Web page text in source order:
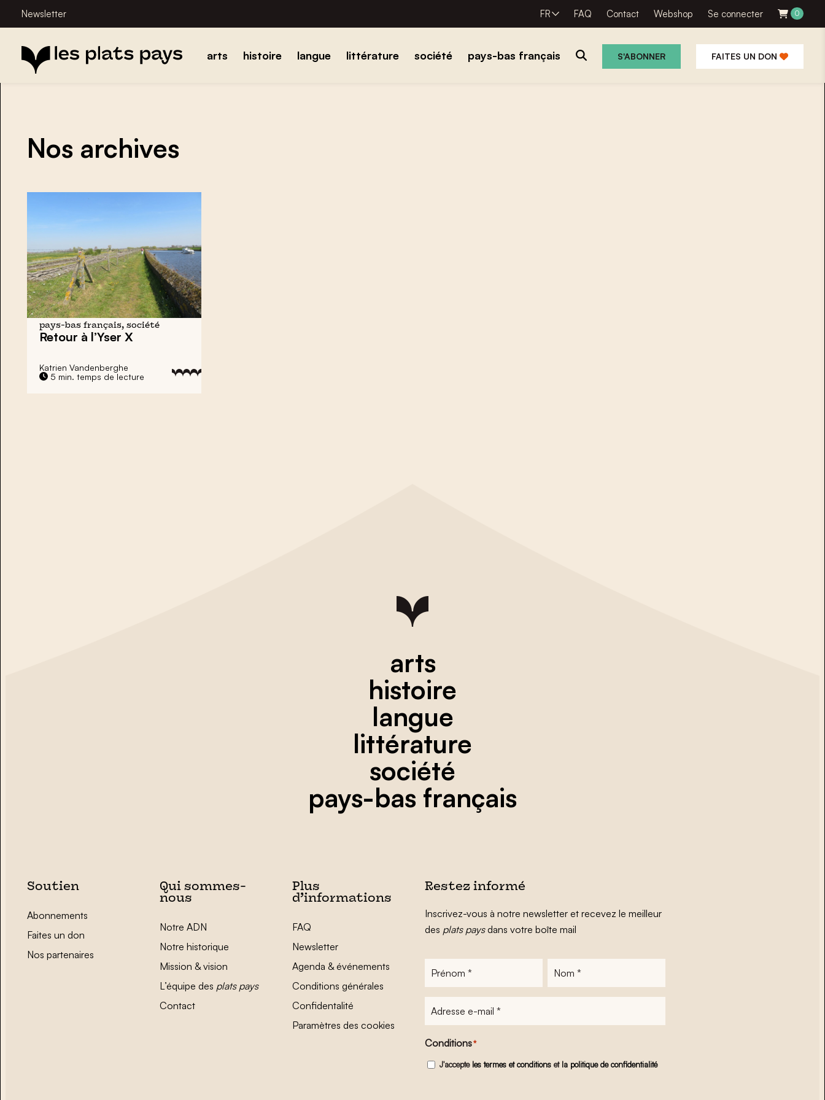
Newsletter FR FAQ Contact Webshop Se connecter 0
arts histoire langue littérature société pays-bas français S'ABONNER FAITES UN DON
Nos archives
pays-bas français, société
Retour à l’Yser X
Katrien Vandenberghe
5 min. temps de lecture
arts
histoire
langue
littérature
société
pays-bas français
Soutien
Abonnements
Faites un don
Nos partenaires
Qui sommes-
nous
Notre ADN
Notre historique
Mission & vision
L’équipe des plats pays
Contact
Plus
d’informations
FAQ
Newsletter
Agenda & événements
Conditions générales
Confidentalité
Paramètres des cookies
Restez informé
Inscrivez-vous à notre newsletter et recevez le meilleur
des plats paysdans votre boîte mail
mail
Conditions*
J'accepte les termes et conditionset la politique de confidentialité